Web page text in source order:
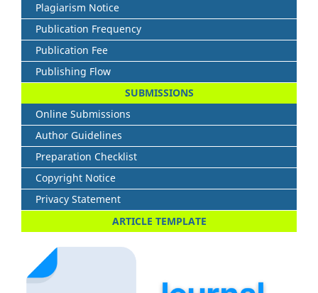
Plagiarism Notice
Publication Frequency
Publication Fee
Publishing Flow
SUBMISSIONS
Online Submissions
Author Guidelines
Preparation Checklist
Copyright Notice
Privacy Statement
ARTICLE TEMPLATE